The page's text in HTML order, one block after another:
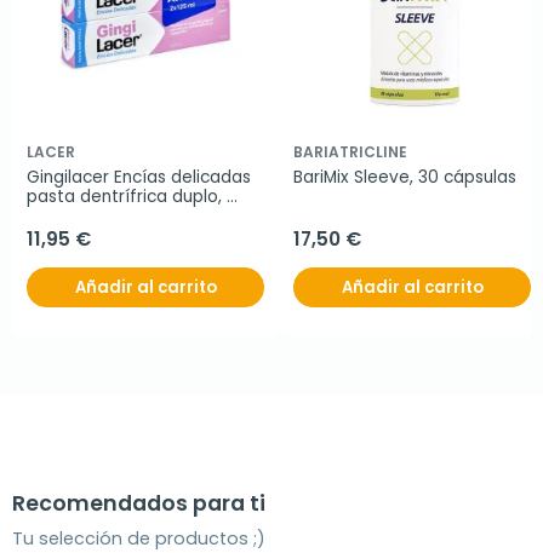
LACER
Gingilacer Encías delicadas
pasta dentrífrica duplo,
11,95 €
Añadir al carrito
BARIATRICLINE
BariMix Sleeve, 30 cápsulas
17,50 €
Añadir al carrito
Recomendados para ti
Tu selección de productos ;)